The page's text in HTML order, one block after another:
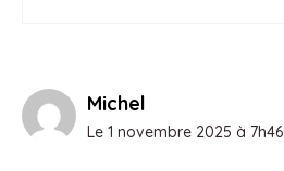
Michel
Le 1 novembre 2025 à 7h46